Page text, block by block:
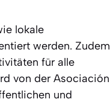
lokale
werden. Zudem
für alle
von der Asociación
und